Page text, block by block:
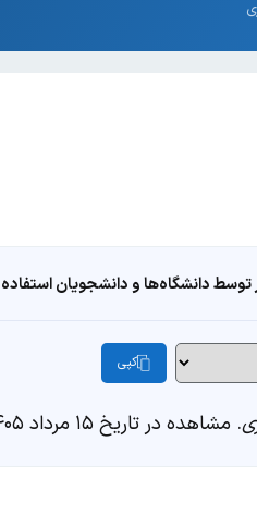
دانشگاه‌ها و دانشجویان
کپی
. مشاهده در تاریخ ۱۵ مرداد ۱۴۰۵، از https://fastdic.com/word/labor day